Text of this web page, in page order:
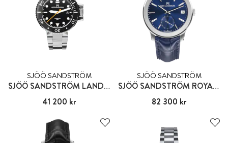
SJÖÖ SANDSTRÖM
SJÖÖ SANDSTRÖM LANDSORT 459M
Pris: 41 200 kr
41 200 kr
SJÖÖ SANDSTRÖM
SJÖÖ SANDSTRÖM ROYAL CAPITAL
Pris:82 300 kr
82 300 kr